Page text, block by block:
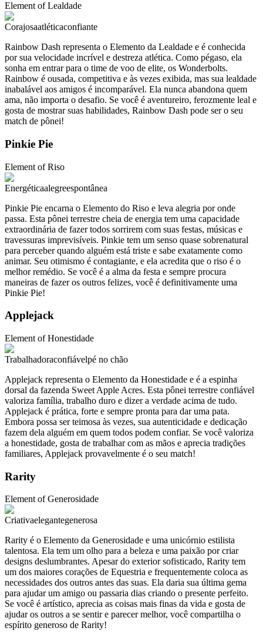
Element ofLealdade
Corajosaatléticaconfiante
Rainbow Dash representa o Elemento da Lealdade e é conhecida
por sua velocidade incrível e destreza atlética. Como pégaso, ela
sonha em entrar para o time de voo de elite, os Wonderbolts.
Rainbow é ousada, competitiva e às vezes exibida, mas sua lealdade
inabalável aos amigos é incomparável. Ela nunca abandona quem
ama, não importa o desafio. Se você é aventureiro, ferozmente leal e
gosta de mostrar suas habilidades, Rainbow Dash pode ser o seu
match de pônei!
Pinkie Pie
Element ofRiso
Energéticaalegreespontânea
Pinkie Pie encarna o Elemento do Riso e leva alegria por onde
passa. Esta pônei terrestre cheia de energia tem uma capacidade
extraordinária de fazer todos sorrirem com suas festas, músicas e
travessuras imprevisíveis. Pinkie tem um senso quase sobrenatural
para perceber quando alguém está triste e sabe exatamente como
animar. Seu otimismo é contagiante, e ela acredita que o riso é o
melhor remédio. Se você é a alma da festa e sempre procura
maneiras de fazer os outros felizes, você é definitivamente uma
Pinkie Pie!
Applejack
Element ofHonestidade
Trabalhadoraconfiávelpé no chão
Applejack representa o Elemento da Honestidade e é a espinha
dorsal da fazenda Sweet Apple Acres. Esta pônei terrestre confiável
valoriza família, trabalho duro e dizer a verdade acima de tudo.
Applejack é prática, forte e sempre pronta para dar uma pata.
Embora possa ser teimosa às vezes, sua autenticidade e dedicação
fazem dela alguém em quem todos podem confiar. Se você valoriza
a honestidade, gosta de trabalhar com as mãos e aprecia tradições
familiares, Applejack provavelmente é o seu match!
Rarity
Element ofGenerosidade
Criativaelegantegenerosa
Rarity é o Elemento da Generosidade e uma unicórnio estilista
talentosa. Ela tem um olho para a beleza e uma paixão por criar
designs deslumbrantes. Apesar do exterior sofisticado, Rarity tem
um dos maiores corações de Equestria e frequentemente coloca as
necessidades dos outros antes das suas. Ela daria sua última gema
para ajudar um amigo ou passaria dias criando o presente perfeito.
Se você é artístico, aprecia as coisas mais finas da vida e gosta de
ajudar os outros a se sentir e parecer melhor, você compartilha o
espírito generoso de Rarity!